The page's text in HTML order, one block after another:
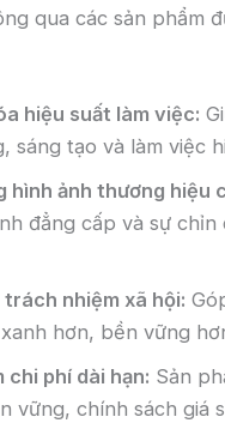
qua các sản phẩm
hiệu suất làm việc:
sáng tạo và làm việc
hình ảnh thương hiệu
đẳng cấp và sự
nhiệm xã hội:
hơn, bền vững
chi phí dài hạn: Sản
vững, chính sách giá